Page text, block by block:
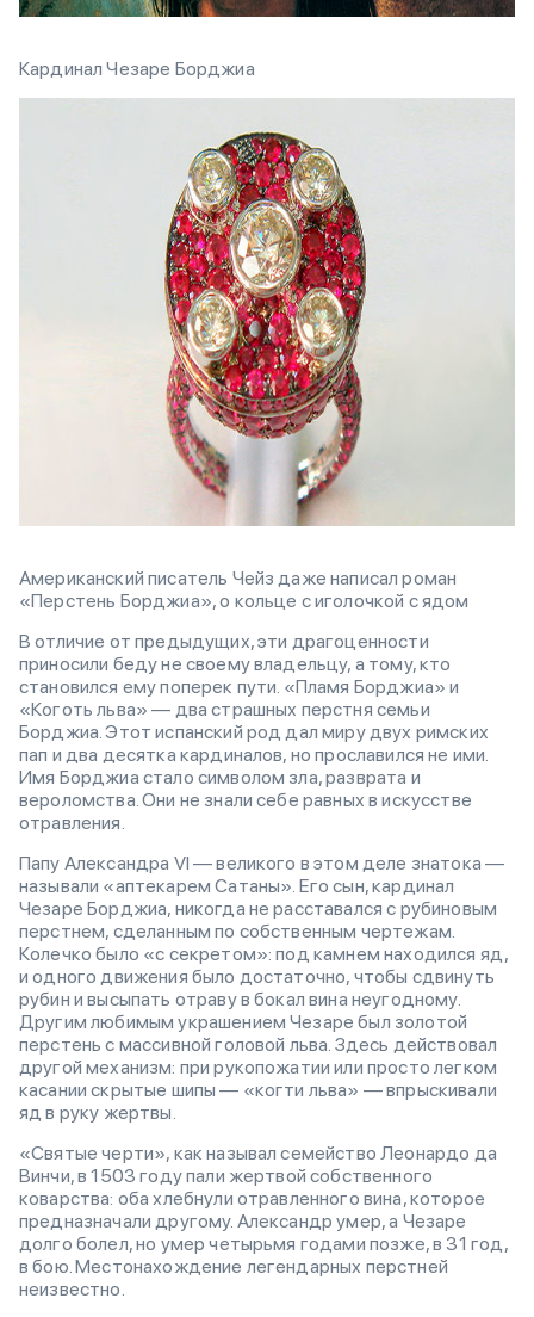
Кардинал Чезаре Борджиа
Американский писатель Чейз даже написал роман
«Перстень Борджиа», о кольце с иголочкой с ядом
В отличие от предыдущих, эти драгоценности
приносили беду не своему владельцу, а тому, кто
становился ему поперек пути. «Пламя Борджиа» и
«Коготь льва» — два страшных перстня семьи
Борджиа. Этот испанский род дал миру двух римских
пап и два десятка кардиналов, но прославился не ими.
Имя Борджиа стало символом зла, разврата и
вероломства. Они не знали себе равных в искусстве
отравления.
Папу Александра VI — великого в этом деле знатока —
называли «аптекарем Сатаны». Его сын, кардинал
Чезаре Борджиа, никогда не расставался с рубиновым
перстнем, сделанным по собственным чертежам.
Колечко было «с секретом»: под камнем находился яд,
и одного движения было достаточно, чтобы сдвинуть
рубин и высыпать отраву в бокал вина неугодному.
Другим любимым украшением Чезаре был золотой
перстень с массивной головой льва. Здесь действовал
другой механизм: при рукопожатии или просто легком
касании скрытые шипы — «когти льва» — впрыскивали
яд в руку жертвы.
«Святые черти», как называл семейство Леонардо да
Винчи, в 1503 году пали жертвой собственного
коварства: оба хлебнули отравленного вина, которое
предназначали другому. Александр умер, а Чезаре
долго болел, но умер четырьмя годами позже, в 31 год,
в бою. Местонахождение легендарных перстней
неизвестно.